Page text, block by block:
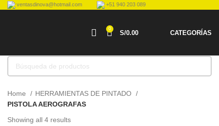
ventasdinova@hotmail.com +51 940 203 089
0
S/0.00 CATEGORÍAS
Home
HERRAMIENTAS DE PINTADO
PISTOLA AEROGRAFAS
Showing all 4 results